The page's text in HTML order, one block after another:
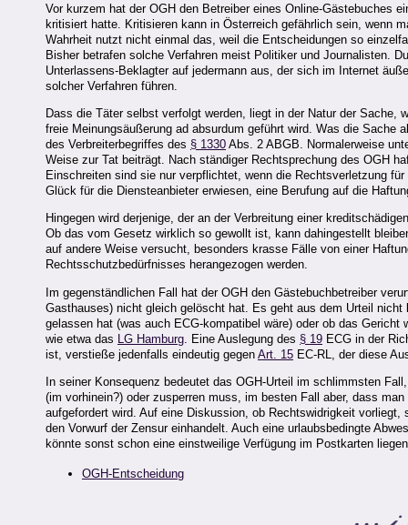
Vor kurzem hat der OGH den Betreiber eines Online-Gästebuches
kritisiert hatte. Kritisieren kann in Österreich gefährlich sein, wenn
Wahrheit nutzt nicht einmal das, weil die Entscheidungen so
Bisher betrafen solche Verfahren meist Politiker und Journalisten.
Unterlassens-Beklagter auf jedermann aus, der sich im Internet
solcher Verfahren führen.
Dass die Täter selbst verfolgt werden, liegt in der Natur der
freie Meinungsäußerung ad absurdum geführt wird. Was die
des Verbreiterbegriffes des § 1330 Abs. 2 ABGB. Normalerweise
Weise zur Tat beiträgt. Nach ständiger Rechtsprechung des OGH
Einschreiten sind sie nur verpflichtet, wenn die Rechtsverletzung
Glück für die Diensteanbieter erwiesen, eine Berufung auf die
Hingegen wird derjenige, der an der Verbreitung einer
Ob das vom Gesetz wirklich so gewollt ist, kann dahingestellt
auf andere Weise versucht, besonders krasse Fälle von einer
Rechtsschutzbedürfnisses herangezogen werden.
Im gegenständlichen Fall hat der OGH den Gästebuchbetreiber
Gasthauses) nicht gleich gelöscht hat. Es geht aus dem Urteil
gelassen hat (was auch ECG-kompatibel wäre) oder ob das
wie etwa das LG Hamburg . Eine Auslegung des § 19 ECG in der
ist, verstieße jedenfalls eindeutig gegen Art. 15 EC-RL, der diese
In seiner Konsequenz bedeutet das OGH-Urteil im schlimmsten
(im vorhinein?) oder zusperren muss, im besten Fall aber, dass
aufgefordert wird. Auf eine Diskussion, ob Rechtswidrigkeit
den Vorwurf der Zensur einhandelt. Auch eine urlaubsbedingte
könnte sonst schon eine einstweilige Verfügung im Postkarten
OGH-Entscheidung